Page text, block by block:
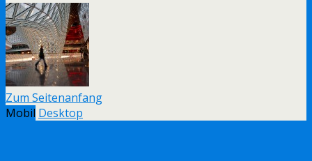
Zum Seitenanfang
Mobil Desktop